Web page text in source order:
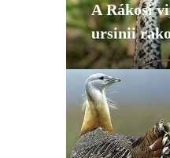
A Rákosi
ursinii
hosszútávú